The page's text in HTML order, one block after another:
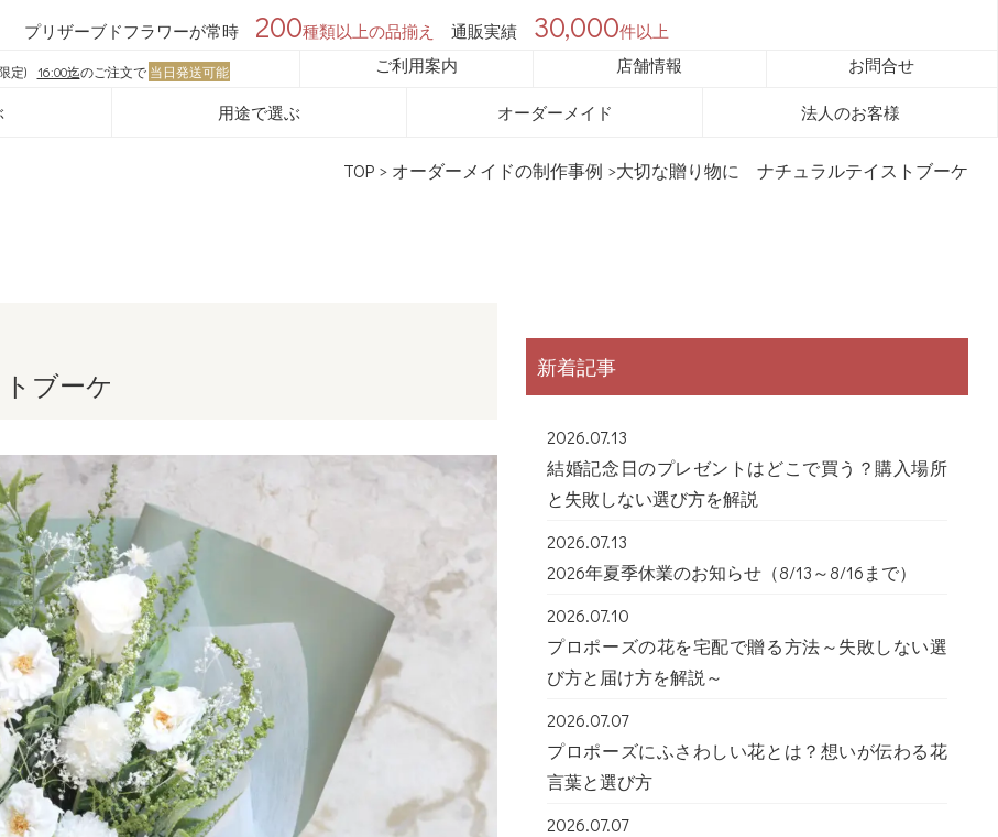
プリザーブドフラワーが常時 200種類以上の品揃え 通販実績 30,000件以上
定) 16:00迄のご注文で 当日発送可能 ご利用案内 店舗情報 お問合せ
用途で選ぶ オーダーメイド 法人のお客様
TOP > オーダーメイドの制作事例 >大切な贈り物に ナチュラルテイストブーケ
ブーケ
新着記事
2026.07.13
結婚記念日のプレゼントはどこで買う？購入場所
と失敗しない選び方を解説
2026.07.13
2026年夏季休業のお知らせ（8/13～8/16まで）
2026.07.10
プロポーズの花を宅配で贈る方法～失敗しない選
び方と届け方を解説～
2026.07.07
プロポーズにふさわしい花とは？想いが伝わる花
言葉と選び方
2026.07.07